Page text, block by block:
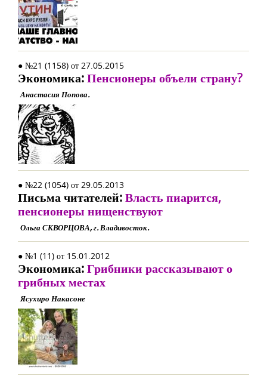
● №21 (1158) от 27.05.2015
Экономика:Пенсионеры объели страну?
Анастасия Попова.
● №22 (1054) от 29.05.2013
Письма читателей:Власть пиарится,
пенсионеры нищенствуют
Ольга СКВОРЦОВА, г. Владивосток.
● №1 (11) от 15.01.2012
Экономика:Грибники рассказывают о
грибных местах
Ясухиро Накасоне